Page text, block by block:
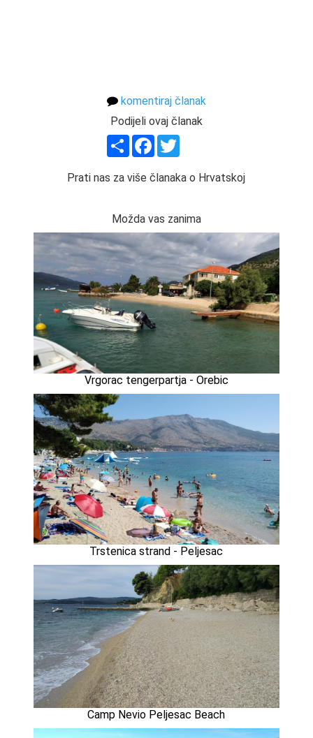
komentiraj članak
Podijeli ovaj članak
ShareFacebook
Prati nas za više članaka o Hrvatskoj
Možda vas zanima
Vrgorac tengerpartja - Orebic
Trstenica strand - Peljesac
Camp Nevio Peljesac Beach